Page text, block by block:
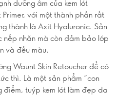
dưỡng ẩm của kem lót
với một thành phần rất
thành là Axit Hyaluronic. Sản
nếp nhăn mà còn đảm bảo lớp
và đều màu.
Waunt Skin Retoucher để có
thì. Là một sản phẩm “con
tuýp kem lót làm đẹp da